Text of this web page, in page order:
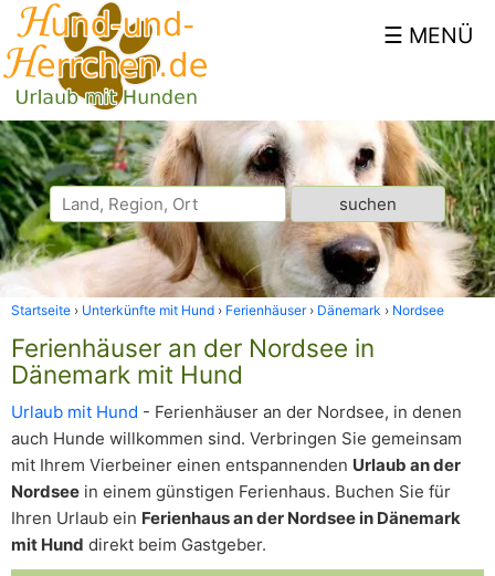
Startseite Unterkünfte mit Hund Ferienhäuser Dänemark Nordsee
Ferienhäuser an der Nordsee in
Dänemark mit Hund
Urlaub mit Hund - Ferienhäuser an der Nordsee, in denen
auch Hunde willkommen sind. Verbringen Sie gemeinsam
mit Ihrem Vierbeiner einen entspannenden Urlaub an der
Nordsee in einem günstigen Ferienhaus. Buchen Sie für
Ihren Urlaub ein Ferienhaus an der Nordsee in Dänemark
mit Hund direkt beim Gastgeber.